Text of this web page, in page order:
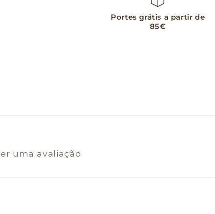
Portes grátis a partir de
85€
uma avaliação